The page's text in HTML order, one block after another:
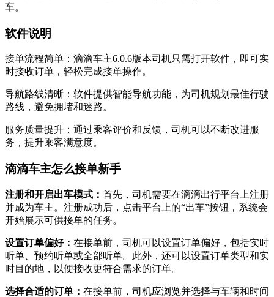
车。
软件说明
接单流程简单：滴滴车主6.0.6版本司机只需打开软件，即可实
时接收订单，轻松完成接单操作。
导航路线清晰：软件提供智能导航功能，为司机规划最佳行驶
路线，避免拥堵和迷路。
服务质量提升：通过乘客评价和反馈，司机可以不断改进服
务，提升乘客满意度。
滴滴车主怎么接单新手
‌注册和开启出车模式‌： 首先，司机需要在滴滴出行平台上注册
并成为车主。注册成功后，点击平台上的“出车”按钮，系统会
开始展示可供接单的任务。‌
‌设置订单偏好‌： 在接单前，司机可以设置订单偏好，包括实时
听单、预约听单或全部听单。此外，还可以设置订单类型和实
时目的地，以便接收更符合需求的订单。‌
‌选择合适的订单‌： 在接单前，司机应浏览并选择与车辆和时间